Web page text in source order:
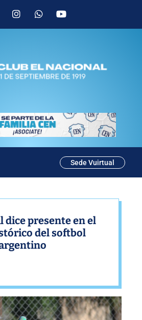
Sede Vuirtual
dice presente en el
del softbol